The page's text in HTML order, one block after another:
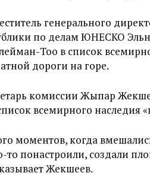
генерального
по делам ЮНЕСКО
Тоо в список
дороги на горе.
комиссии Жыпар
всемирного наследия
моментов, когда
то понастроили, создали
Жекшеев.